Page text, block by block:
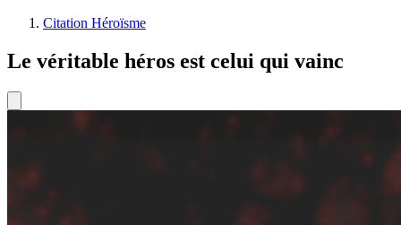
Citation Héroïsme
Le véritable héros est celui qui vainc